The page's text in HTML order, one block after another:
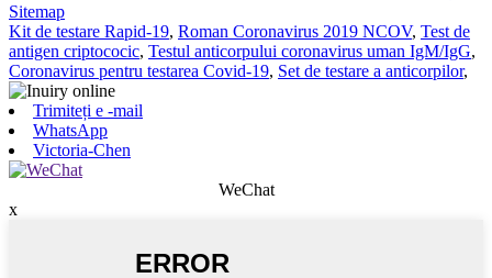
Sitemap
Kit de testare Rapid-19, Roman Coronavirus 2019 NCOV, Test de
antigen criptococic, Testul anticorpului coronavirus uman IgM/IgG,
Coronavirus pentru testarea Covid-19, Set de testare a anticorpilor,
Trimiteți e -mail
WhatsApp
Victoria-Chen
WeChat
x